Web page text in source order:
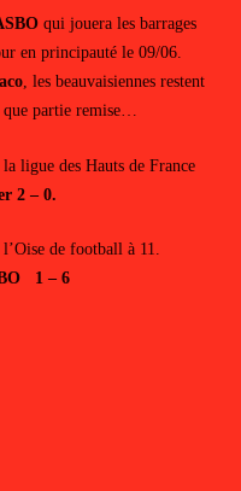
qui jouera les barrages
en principauté le 09/06.
, les beauvaisiennes restent
partie remise…
ligue des Hauts de France
2 – 0.
l’Oise de football à 11.
1 – 6